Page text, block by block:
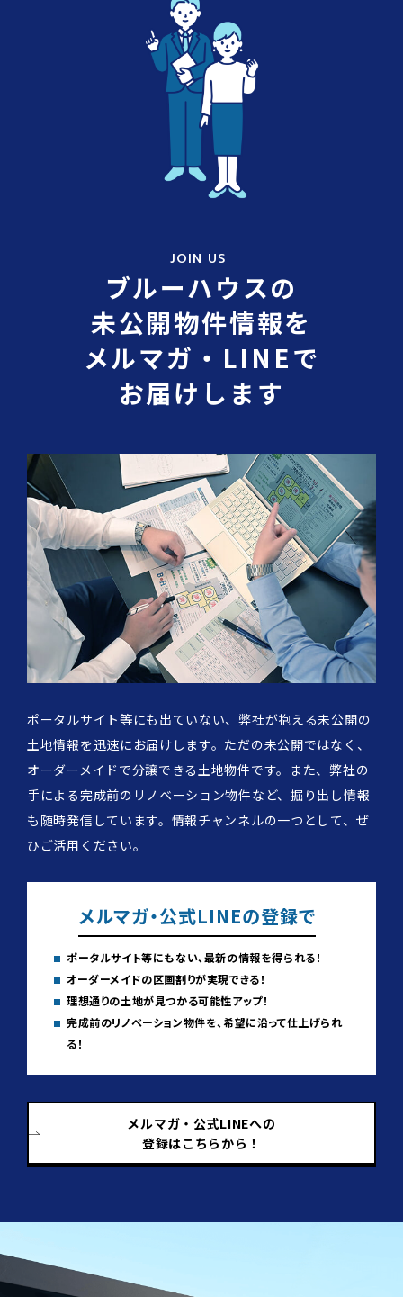
JOIN US
ブルーハウスの
未公開物件情報を
メルマガ・LINEで
お届けします
ポータルサイト等にも出ていない、弊社が抱える未公開の
土地情報を迅速にお届けします。ただの未公開ではなく、
オーダーメイドで分譲できる土地物件です。また、弊社の
手による完成前のリノベーション物件など、掘り出し情報
も随時発信しています。情報チャンネルの一つとして、ぜ
ひご活用ください。
メルマガ・公式LINEの登録で
ポータルサイト等にもない、最新の情報を得られる！
オーダーメイドの区画割りが実現できる！
理想通りの土地が見つかる可能性アップ！
完成前のリノベーション物件を、希望に沿って仕上げられ
る！
メルマガ・公式LINEへの
登録はこちらから！